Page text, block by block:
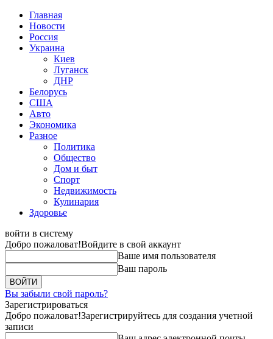
Главная
Новости
Россия
Украина
Киев
Луганск
ДНР
Белорусь
США
Авто
Экономика
Разное
Политика
Общество
Дом и быт
Спорт
Недвижимость
Кулинария
Здоровье
войти в систему
Добро пожаловат!Войдите в свой аккаунт
Ваше имя пользователя
Ваш пароль
Вы забыли свой пароль?
Зарегистрироваться
Добро пожаловат!Зарегистрируйтесь для создания учетной
записи